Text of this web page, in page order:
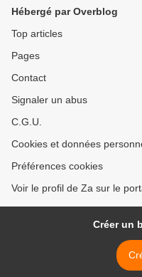
Hébergé par Overblog
Top articles
Pages
Contact
Signaler un abus
C.G.U.
Cookies et données
Préférences cookies
Voir le profil de Za sur le
Créer un